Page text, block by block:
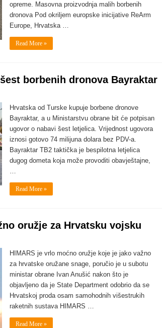
opreme. Masovna proizvodnja malih borbenih
dronova Pod okriljem europske inicijative ReArm
Europe, Hrvatska …
Read More »
borbenih dronova Bayraktar
Hrvatska od Turske kupuje borbene dronove
Bayraktar, a u Ministarstvu obrane bit će potpisan
ugovor o nabavi šest letjelica. Vrijednost ugovora
iznosi gotovo 74 milijuna dolara bez PDV-a.
Bayraktar TB2 taktička je bespilotna letjelica
dugog dometa koja može provoditi obavještajne,
…
Read More »
oružje za Hrvatsku vojsku
HIMARS je vrlo moćno oružje koje je jako važno
za hrvatske oružane snage, poručio je u subotu
ministar obrane Ivan Anušić nakon što je
objavljeno da je State Department odobrio da se
Hrvatskoj proda osam samohodnih višestrukih
raketnih sustava HIMARS …
Read More »